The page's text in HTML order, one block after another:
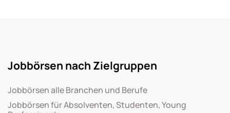
Jobbörsen nach Zielgruppen
Jobbörsen alle Branchen und Berufe
Jobbörsen für Absolventen, Studenten, Young